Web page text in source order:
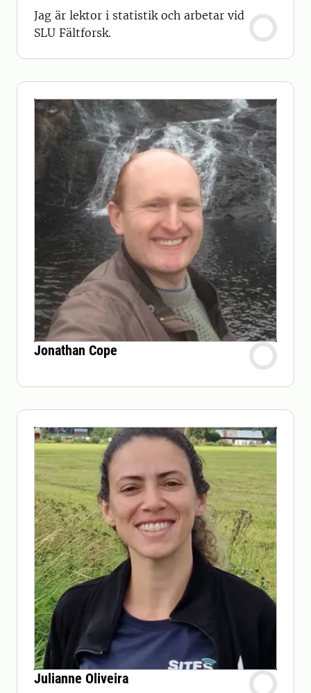
Jag är lektor i statistik och arbetar vid
SLU Fältforsk.
Jonathan Cope
Julianne Oliveira